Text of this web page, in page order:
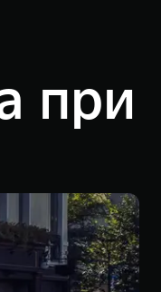
при